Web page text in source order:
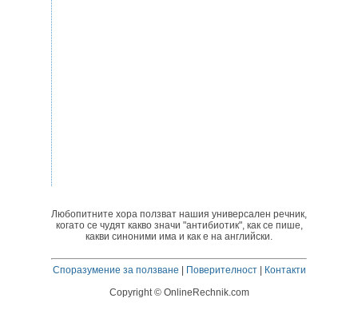
Любопитните хора ползват нашия универсален речник,
когато се чудят какво значи "антибиотик", как се пише,
какви синоними има и как е на английски.
Споразумение за ползване | Поверителност| Контакти
Copyright © OnlineRechnik.com